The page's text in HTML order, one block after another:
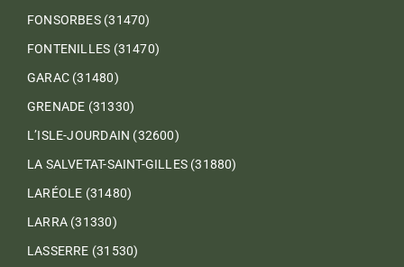
FONSORBES (31470)
FONTENILLES (31470)
GARAC (31480)
GRENADE (31330)
L’ISLE-JOURDAIN (32600)
LA SALVETAT-SAINT-GILLES (31880)
LARÉOLE (31480)
LARRA (31330)
LASSERRE (31530)